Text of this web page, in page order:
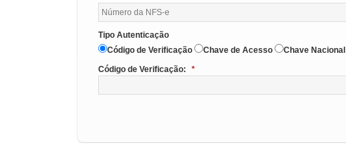
Tipo Autenticação
Código de Verificação
Chave de Acesso
Chave Nacional
Código de Verificação:
*